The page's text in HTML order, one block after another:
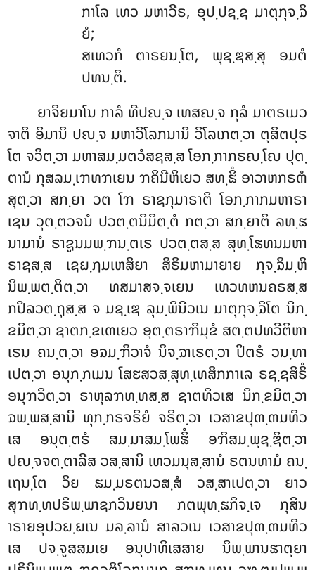
ກາໂລ ເທວ ມຫາວີຣ, ອຸປ຺ປຊ຺ຊ ມາຕຸກຸຈ຺ຉິ
ຍໍ;
ສເທວກໍ ຕາຣຍນ຺ໂຕ, ພຸຊ຺ຌສ຺ສຸ ອມຕໍ
ປທນ຺ຕິ.
ຍາຈິຍມາໂນ ກາລໍ ທີປຎ຺ຈ ເທສຎ຺ຈ ກຸລໍ ມາຕຣເມວ
ຈາຕິ ອິມານິ ປຎ຺ຈ ມຫາວິໂລກນານິ ວິໂລເກຕ຺ວາ ຕຸສິຕປຸຣ
ໂຕ ຈວິຕ຺ວາ ມຫາສມ຺ມຕວໍສຊສ຺ສ ໂອກ຺ກາກຣຎ຺ໂຎ ປຸຕ຺
ຕານໍ ກຸສລມ຺ເຠທຠເຍນ ຠຄິນີຫິເຍວ ສທ຺ຘິໍ ອາວາຫກຣຓໍ
ສຸຕ຺ວາ ສກ຺ຍາ ວຕ ໂຠ ຣາຊກຸມາຣາຕິ ໂອກ຺ກາກມຫາຣາ
ເຊນ ວຸຕ຺ຕວຈນໍ ປວຕ຺ຕນິມິຕ຺ຕໍ ກຕ຺ວາ ສກ຺ຍາຕິ ລທ຺ຘ
ນາມານໍ ຣາຊູນມພ຺ຠນ຺ຕເຣ ປວຕ຺ຕສ຺ສ ສຸທ຺ໂຘທນມຫາ
ຣາຊສ຺ສ ເຊຏ຺ຐມເຫສິຍາ ສິຣິມຫາມາຍາຍ ກຸຈ຺ຉິມ຺ຫິ
ນິພ຺ພຕ຺ຕິຕ຺ວາ ທສມາສຈ຺ຈເຍນ ເທວທຫນຄຣສ຺ສ
ກປິລວຕ຺ຖຸສ຺ສ ຈ ມຊ຺ເຌ ລຸມ຺ພິນີວເນ ມາຕຸກຸຈ຺ຉິໂຕ ນິກ຺
ຂມິຕ຺ວາ ຊາຕກ຺ຂເຓເຍວ ອຸຕ຺ຕຣາຠິມຸຂໍ ສຕ຺ຕປທວີຕິຫາ
ເຣນ ຄນ຺ຕ຺ວາ ອຉມ຺ຠິວາຈໍ ນິຈ຺ຉາເຣຕ຺ວາ ປິຕຣໍ ວນ຺ທາ
ເປຕ຺ວາ ອນຸກ຺ກເມນ ໂສຬສວສ຺ສຸທ຺ເທສິກກາເລ ຣຊ຺ຊສິຣິໍ
ອນຸຠວິຕ຺ວາ ຣາຫຸລຠທ຺ທສ຺ສ ຊາຕທິວເສ ນິກ຺ຂມິຕ຺ວາ
ຉພ຺ພສ຺ສານິ ທຸກ຺ກຣຈຣິຍໍ ຈຣິຕ຺ວາ ເວສາຂປຸຓ຺ຓມທິວ
ເສ ອນຸຕ຺ຕຣໍ ສມ຺ມາສມ຺ໂພຘິໍ ອຠິສມ຺ພຸຊ຺ຌິຕ຺ວາ
ປຎ຺ຈຈຕ຺ຕາລີສ ວສ຺ສານິ ເທວມນຸສ຺ສານໍ ຣຕນທາມໍ ຄນ຺
ເຖນ຺ໂຕ ວິຍ ຘມ຺ມຣຕນວສ຺ສໍ ວສ຺ສາເປຕ຺ວາ ຍາວ
ສຸຠທ຺ທປຣິພ຺ພາຊກວິນຍນາ ກຕພຸທ຺ຘກິຈ຺ເຈ ກຸສິນ
າຣາຍອຸປວຏ຺ຏເນ ມລ຺ລານໍ ສາລວເນ ເວສາຂປຸຓ຺ຓມທິວ
ເສ ປຈ຺ຈູສສມເຍ ອນຸປາທິເສສາຍ ນິພ຺ພານຘາຕຸຍາ